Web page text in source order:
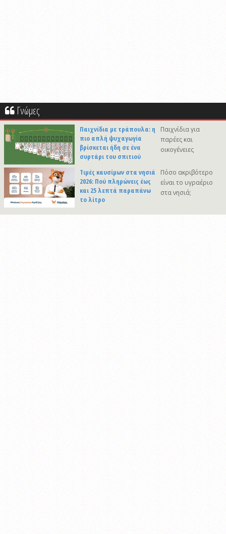
Γνώμες
Παιχνίδια με τράπουλα: η
πιο απλή ψυχαγωγία
βρίσκεται ήδη σε ένα
συρτάρι του σπιτιού
Παιχνίδια για
παρέες και
οικογένειες
Τιμές καυσίμων στα νησιά
2026: Πού πληρώνεις έως
και 25 λεπτά παραπάνω
το λίτρο
Πόσο ακριβότερο
είναι το υγραέριο
στα νησιά;